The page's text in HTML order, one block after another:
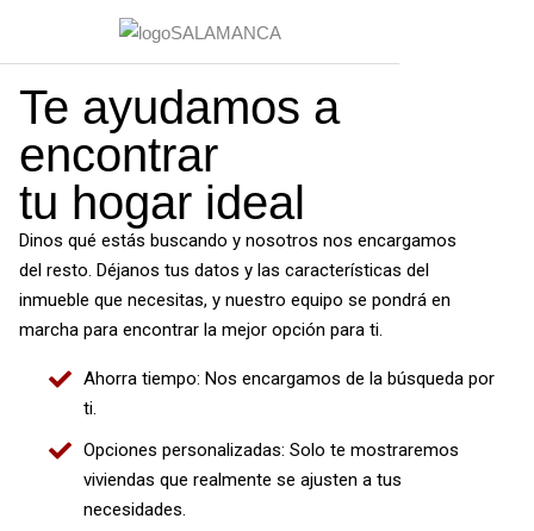
Te ayudamos a
encontrar
tu hogar ideal
Dinos qué estás buscando y nosotros nos encargamos
del resto. Déjanos tus datos y las características del
inmueble que necesitas, y nuestro equipo se pondrá en
marcha para encontrar la mejor opción para ti.
Ahorra tiempo: Nos encargamos de la búsqueda por
ti.
Opciones personalizadas: Solo te mostraremos
viviendas que realmente se ajusten a tus
necesidades.